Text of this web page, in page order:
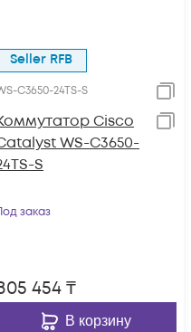
Seller RFB
C3650-24TS-S
Cisco
WS-C3650-
S
заказ
454₸
В корзину